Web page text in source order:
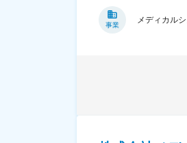
事業
メディカル